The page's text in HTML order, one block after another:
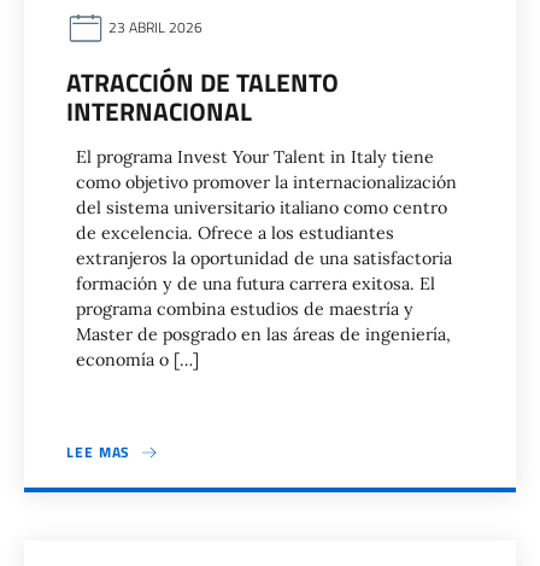
23 ABRIL 2026
ATRACCIÓN DE TALENTO
INTERNACIONAL
El programa Invest Your Talent in Italy tiene
como objetivo promover la internacionalización
del sistema universitario italiano como centro
de excelencia. Ofrece a los estudiantes
extranjeros la oportunidad de una satisfactoria
formación y de una futura carrera exitosa. El
programa combina estudios de maestría y
Master de posgrado en las áreas de ingeniería,
economía o […]
LEE MAS